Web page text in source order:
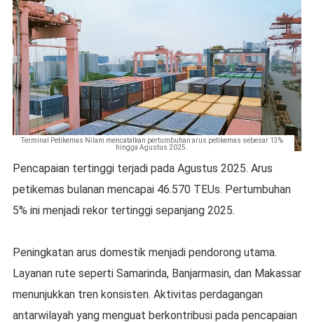
Terminal Petikemas Nilam mencatatkan pertumbuhan arus petikemas sebesar 13%
hingga Agustus 2025.
Pencapaian tertinggi terjadi pada Agustus 2025. Arus
petikemas bulanan mencapai 46.570 TEUs. Pertumbuhan
5% ini menjadi rekor tertinggi sepanjang 2025.
Peningkatan arus domestik menjadi pendorong utama.
Layanan rute seperti Samarinda, Banjarmasin, dan Makassar
menunjukkan tren konsisten. Aktivitas perdagangan
antarwilayah yang menguat berkontribusi pada pencapaian